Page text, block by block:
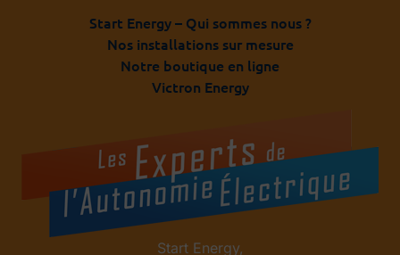
Start Energy – Qui sommes nous ?
Nos installations sur mesure
Notre boutique en ligne
Victron Energy
Start Energy,